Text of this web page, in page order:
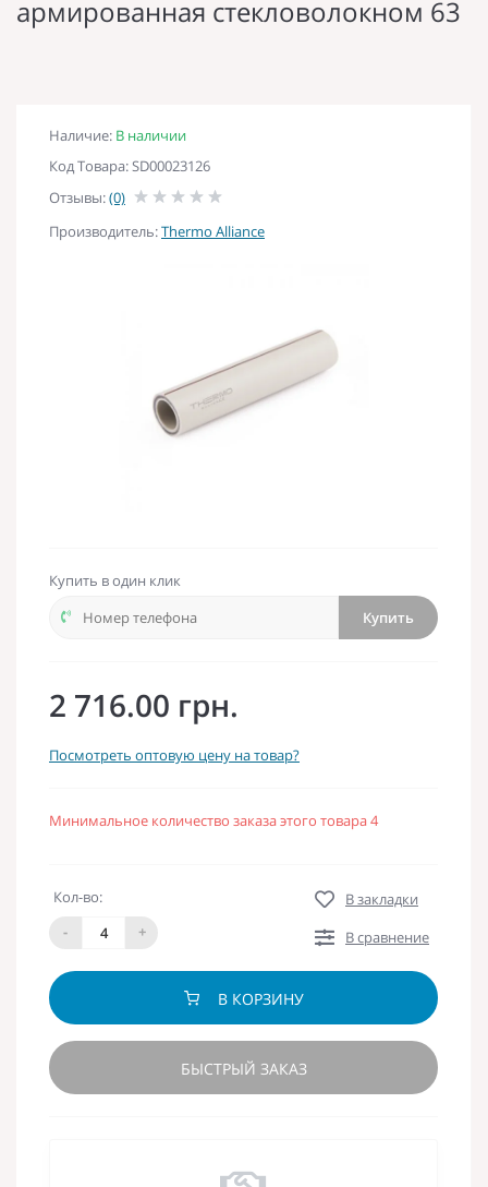
армированная стекловолокном 63
Наличие: В наличии
Код Товара: SD00023126
Отзывы:(0)
Производитель:Thermo Alliance
Купить в один клик
Купить
2 716.00 грн.
Посмотреть оптовую цену на товар?
Минимальное количество заказа этого товара 4
Кол-во:
-
+
В закладки
В сравнение
В КОРЗИНУ
БЫСТРЫЙ ЗАКАЗ